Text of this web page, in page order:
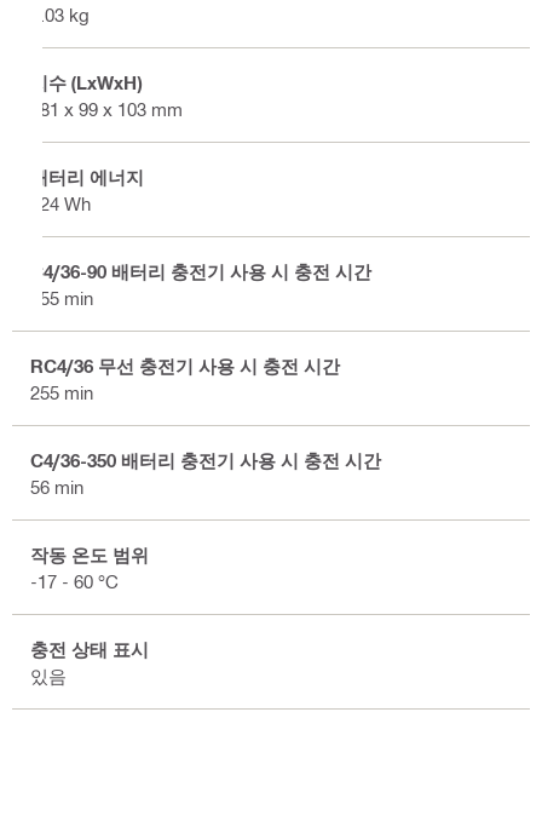
2.03 kg
치수 (LxWxH)
181 x 99 x 103 mm
배터리 에너지
324 Wh
C4/36-90 배터리 충전기 사용 시 충전 시간
255 min
RC4/36 무선 충전기 사용 시 충전 시간
255 min
C4/36-350 배터리 충전기 사용 시 충전 시간
56 min
작동 온도 범위
-17 - 60 °C
충전 상태 표시
있음